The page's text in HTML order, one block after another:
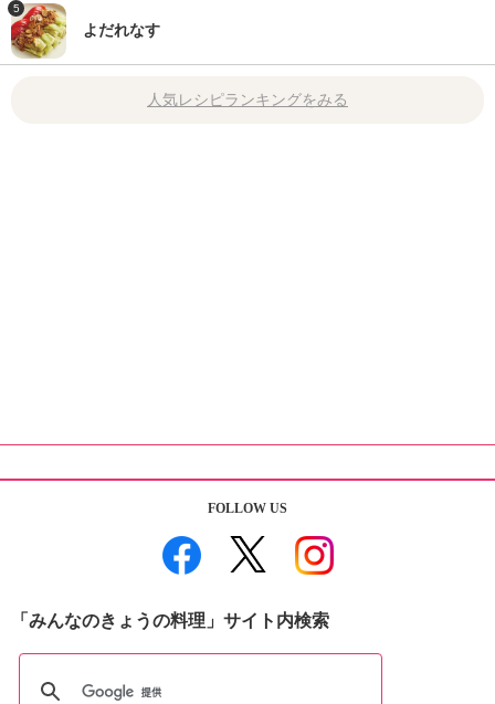
5
よだれなす
人気レシピランキングをみる
FOLLOW US
「みんなのきょうの料理」サイト内検索